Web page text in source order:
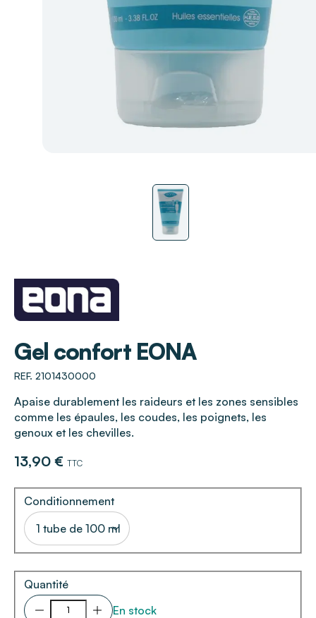
Gel confort EONA
REF. 2101430000
Apaise durablement les raideurs et les zones sensibles
comme les épaules, les coudes, les poignets, les
genoux et les chevilles.
13,90 € TTC
Conditionnement
1 tube de 100 ml
Quantité
En stock